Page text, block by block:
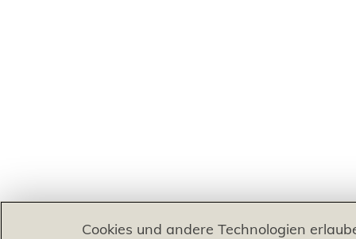
Cookies und andere Technologien